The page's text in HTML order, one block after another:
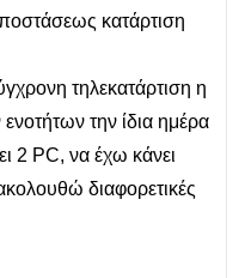
κατάρτιση
τηλεκατάρτιση η
την ίδια ημέρα
2 PC, να έχω κάνει
διαφορετικές